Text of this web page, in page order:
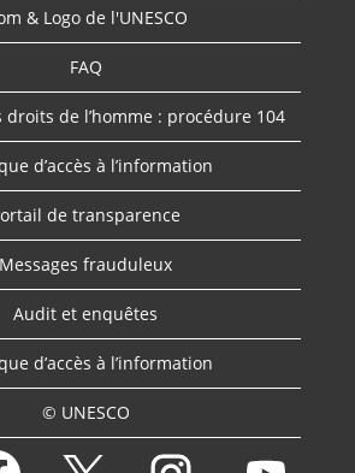
& Logo de l'UNESCO
FAQ
droits de l’homme : procédure 104
d’accès à l’information
de transparence
Messages frauduleux
Audit et enquêtes
d’accès à l’information
© UNESCO
S